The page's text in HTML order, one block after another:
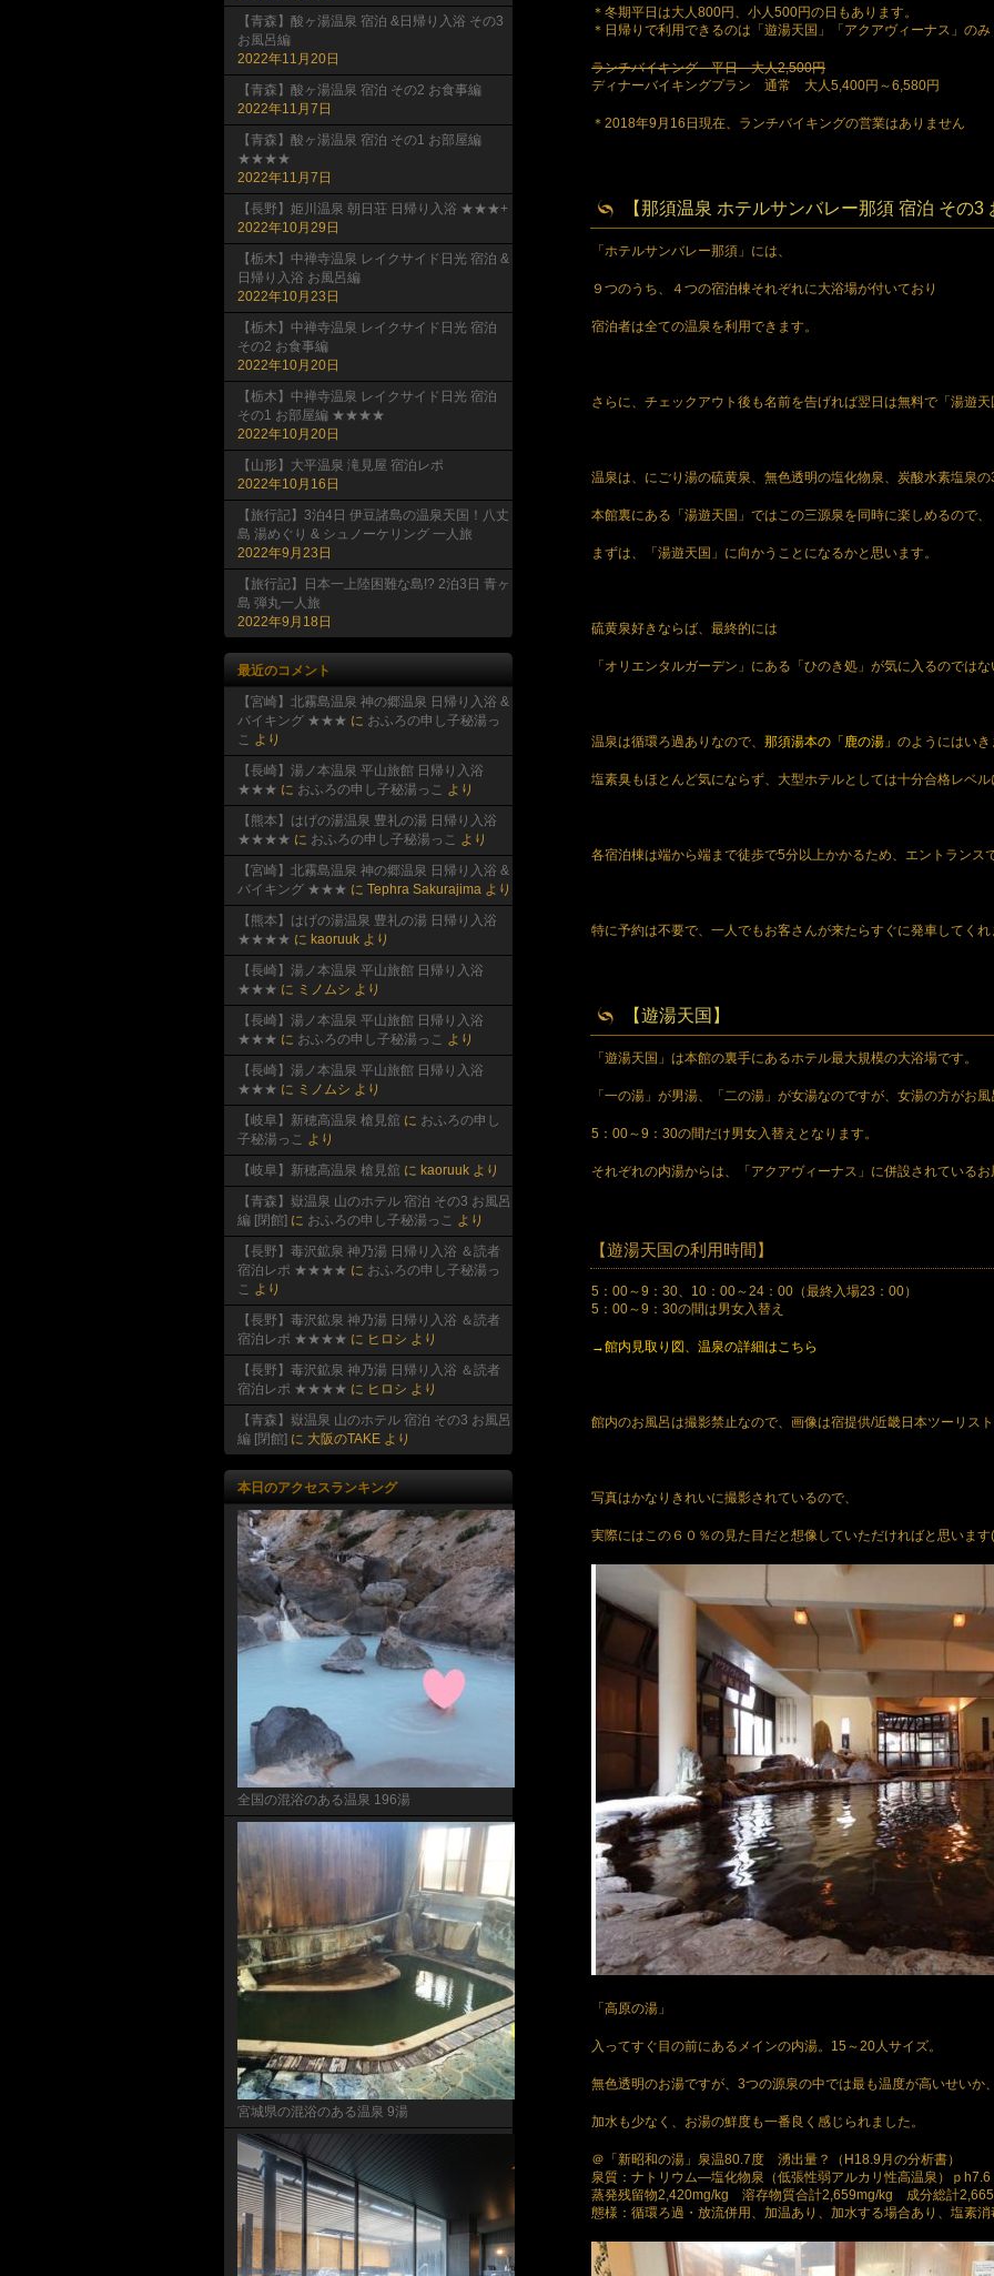
＊冬期平日は大人800円、小人500円の日もあります。
＊日帰りで利用できるのは「遊湯天国」「アクアヴィーナス」のみ
ランチバイキング 平日 大人2,500円
ディナーバイキングプラン 通常 大人5,400円～6,580円
＊2018年9月16日現在、ランチバイキングの営業はありません
【那須温泉 ホテルサンバレー那須 宿泊 その3
「ホテルサンバレー那須」には、
９つのうち、４つの宿泊棟それぞれに大浴場が付いており
宿泊者は全ての温泉を利用できます。
さらに、チェックアウト後も名前を告げれば翌日は無料で「湯遊
温泉は、にごり湯の硫黄泉、無色透明の塩化物泉、炭酸水素塩泉の
本館裏にある「湯遊天国」ではこの三源泉を同時に楽しめるので、
まずは、「湯遊天国」に向かうことになるかと思います。
硫黄泉好きならば、最終的には
「オリエンタルガーデン」にある「ひのき処」が気に入るのではな
温泉は循環ろ過ありなので、那須湯本の「鹿の湯」のようにはいき
塩素臭もほとんど気にならず、大型ホテルとしては十分合格レベル
各宿泊棟は端から端まで徒歩で5分以上かかるため、エントランス
特に予約は不要で、一人でもお客さんが来たらすぐに発車してくれ
【遊湯天国】
「遊湯天国」は本館の裏手にあるホテル最大規模の大浴場です。
「一の湯」が男湯、「二の湯」が女湯なのですが、女湯の方がお風
5：00～9：30の間だけ男女入替えとなります。
それぞれの内湯からは、「アクアヴィーナス」に併設されているお
【遊湯天国の利用時間】
5：00～9：30、10：00～24：00（最終入場23：00）
5：00～9：30の間は男女入替え
→館内見取り図、温泉の詳細はこちら
館内のお風呂は撮影禁止なので、画像は宿提供/近畿日本ツーリス
写真はかなりきれいに撮影されているので、
実際にはこの６０％の見た目だと想像していただければと思いま
「高原の湯」
入ってすぐ目の前にあるメインの内湯。15～20人サイズ。
無色透明のお湯ですが、3つの源泉の中では最も温度が高いせいか、
加水も少なく、お湯の鮮度も一番良く感じられました。
＠「新昭和の湯」泉温80.7度 湧出量？（H18.9月の分析書）
泉質：ナトリウム―塩化物泉（低張性弱アルカリ性高温泉）ｐh7.6
蒸発残留物2,420mg/kg 溶存物質合計2,659mg/kg 成分総計
態様：循環ろ過・放流併用、加温あり、加水する場合あり、塩素消
【青森】酸ヶ湯温泉 宿泊 &日帰り入浴 その3
お風呂編
2022年11月20日
【青森】酸ヶ湯温泉 宿泊 その2 お食事編
2022年11月7日
【青森】酸ヶ湯温泉 宿泊 その1 お部屋編
★★★★
2022年11月7日
【長野】姫川温泉 朝日荘 日帰り入浴 ★★★+
2022年10月29日
【栃木】中禅寺温泉 レイクサイド日光 宿泊 &
日帰り入浴 お風呂編
2022年10月23日
【栃木】中禅寺温泉 レイクサイド日光 宿泊
その2 お食事編
2022年10月20日
【栃木】中禅寺温泉 レイクサイド日光 宿泊
その1 お部屋編 ★★★★
2022年10月20日
【山形】大平温泉 滝見屋 宿泊レポ
2022年10月16日
【旅行記】3泊4日 伊豆諸島の温泉天国！八丈
島 湯めぐり & シュノーケリング 一人旅
2022年9月23日
【旅行記】日本一上陸困難な島!? 2泊3日 青ヶ
島 弾丸一人旅
2022年9月18日
最近のコメント
【宮崎】北霧島温泉 神の郷温泉 日帰り入浴 &
バイキング ★★★ に おふろの申し子秘湯っ
こ より
【長崎】湯ノ本温泉 平山旅館 日帰り入浴
★★★ に おふろの申し子秘湯っこ より
【熊本】はげの湯温泉 豊礼の湯 日帰り入浴
★★★★ に おふろの申し子秘湯っこ より
【宮崎】北霧島温泉 神の郷温泉 日帰り入浴 &
バイキング ★★★ に Tephra Sakurajima より
【熊本】はげの湯温泉 豊礼の湯 日帰り入浴
★★★★ に kaoruuk より
【長崎】湯ノ本温泉 平山旅館 日帰り入浴
★★★ に ミノムシ より
【長崎】湯ノ本温泉 平山旅館 日帰り入浴
★★★ に おふろの申し子秘湯っこ より
【長崎】湯ノ本温泉 平山旅館 日帰り入浴
★★★ に ミノムシ より
【岐阜】新穂高温泉 槍見舘 に おふろの申し
子秘湯っこ より
【岐阜】新穂高温泉 槍見舘 に kaoruuk より
【青森】嶽温泉 山のホテル 宿泊 その3 お風呂
編 [閉館] に おふろの申し子秘湯っこ より
【長野】毒沢鉱泉 神乃湯 日帰り入浴 ＆読者
宿泊レポ ★★★★ に おふろの申し子秘湯っ
こ より
【長野】毒沢鉱泉 神乃湯 日帰り入浴 ＆読者
宿泊レポ ★★★★ に ヒロシ より
【長野】毒沢鉱泉 神乃湯 日帰り入浴 ＆読者
宿泊レポ ★★★★ に ヒロシ より
【青森】嶽温泉 山のホテル 宿泊 その3 お風呂
編 [閉館] に 大阪のTAKE より
本日のアクセスランキング
全国の混浴のある温泉 196湯
宮城県の混浴のある温泉 9湯